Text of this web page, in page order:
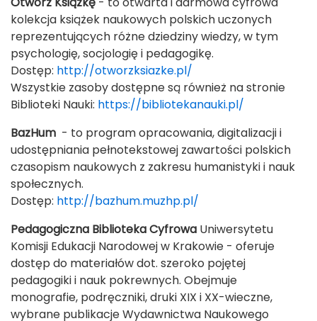
kolekcja książek naukowych polskich uczonych
reprezentujących różne dziedziny wiedzy, w tym
psychologię, socjologię i pedagogikę.
Dostęp: http://otworzksiazke.pl/
Wszystkie zasoby dostępne są również na stronie
Biblioteki Nauki: https://bibliotekanauki.pl/
BazHum - to program opracowania, digitalizacji i
udostępniania pełnotekstowej zawartości polskich
czasopism naukowych z zakresu humanistyki i nauk
społecznych.
Dostęp: http://bazhum.muzhp.pl/
Pedagogiczna BibliotekaCyfrowa Uniwersytetu
Komisji Edukacji Narodowej w Krakowie - oferuje
dostęp do materiałów dot. szeroko pojętej
pedagogiki i nauk pokrewnych. Obejmuje
monografie, podręczniki, druki XIX i XX-wieczne,
wybrane publikacje Wydawnictwa Naukowego